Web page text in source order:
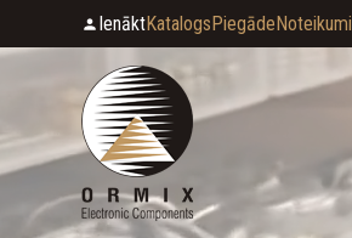
IenāktKatalogsPiegādeNoteikumi